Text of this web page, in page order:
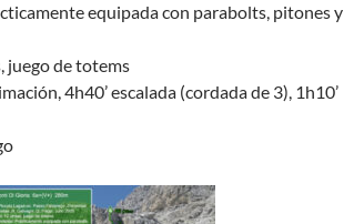
equipada con parabolts, pitones y
juego de totems
4h40’ escalada (cordada de 3), 1h10’